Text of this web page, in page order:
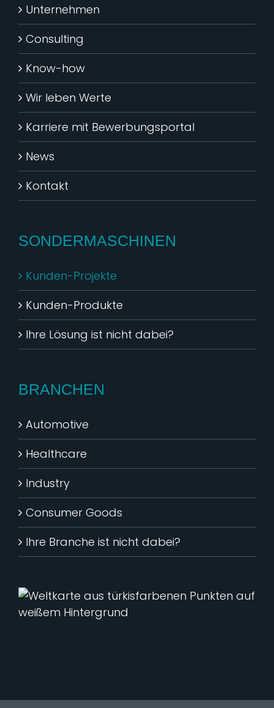
Unternehmen
Consulting
Know-how
Wir leben Werte
Karriere mit Bewerbungsportal
News
Kontakt
SONDERMASCHINEN
Kunden-Projekte
Kunden-Produkte
Ihre Lösung ist nicht dabei?
BRANCHEN
Automotive
Healthcare
Industry
Consumer Goods
Ihre Branche ist nicht dabei?